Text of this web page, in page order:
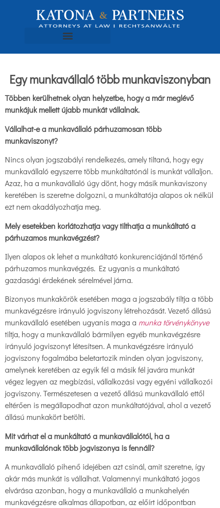
Egy munkavállaló több munkaviszonyban
Többen kerülhetnek olyan helyzetbe, hogy a már meglévő
munkájuk mellett újabb munkát vállalnak.
Vállalhat-e a munkavállaló párhuzamosan több
munkaviszonyt?
Nincs olyan jogszabályi rendelkezés, amely tiltaná, hogy egy
munkavállaló egyszerre több munkáltatónál is munkát vállaljon.
Azaz, ha a munkavállaló úgy dönt, hogy másik munkaviszony
keretében is szeretne dolgozni, a munkáltatója alapos ok nélkül
ezt nem akadályozhatja meg.
Mely esetekben korlátozhatja vagy tilthatja a munkáltató a
párhuzamos munkavégzést?
Ilyen alapos ok lehet a munkáltató konkurenciájánál történő
párhuzamos munkavégzés. Ez ugyanis a munkáltató
gazdasági érdekének sérelmével járna.
Bizonyos munkakörök esetében maga a jogszabály tiltja a több
munkavégzésre irányuló jogviszony létrehozását. Vezető állású
munkavállaló esetében ugyanis maga a munka törvénykönyve
tiltja, hogy a munkavállaló bármilyen egyéb munkavégzésre
irányuló jogviszonyt létesítsen. A munkavégzésre irányuló
jogviszony fogalmába beletartozik minden olyan jogviszony,
amelynek keretében az egyik fél a másik fél javára munkát
végez legyen az megbízási, vállalkozási vagy egyéni vállalkozói
jogviszony. Természetesen a vezető állású munkavállaló ettől
eltérően is megállapodhat azon munkáltatójával, ahol a vezető
állású munkakört betölti.
Mit várhat el a munkáltató a munkavállalótól, ha a
munkavállalónak több jogviszonya is fennáll?
A munkavállaló pihenő idejében azt csinál, amit szeretne, így
akár más munkát is vállalhat. Valamennyi munkáltató jogos
elvárása azonban, hogy a munkavállaló a munkahelyén
munkavégzésre alkalmas állapotban, az előírt időpontban